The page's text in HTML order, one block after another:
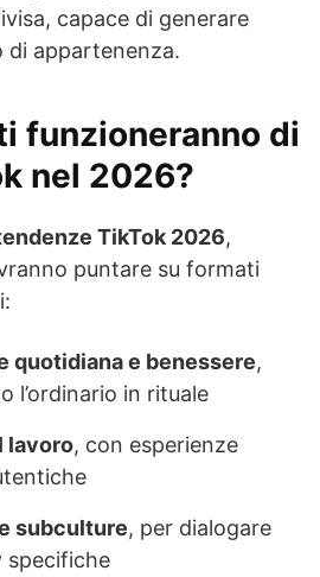
capace di generare
di appartenenza.
funzioneranno di
nel 2026?
TikTok 2026,
puntare su formati
quotidiana e benessere,
l’ordinario in rituale
lavoro, con esperienze
subculture, per dialogare
specifiche